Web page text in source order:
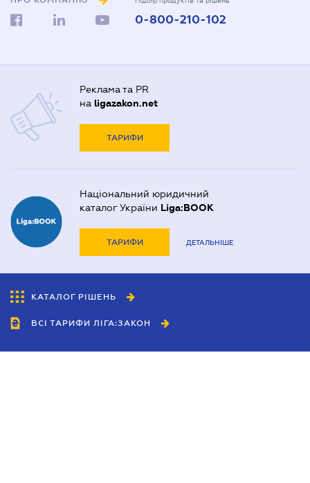
0-800-210-102
Реклама та PR
на ligazakon.net
ТАРИФИ
Національний юридичний
каталог України Liga:BOOK
ТАРИФИ ДЕТАЛЬНІШЕ
КАТАЛОГ РІШЕНЬ
ВСІ ТАРИФИ ЛІГА:ЗАКОН